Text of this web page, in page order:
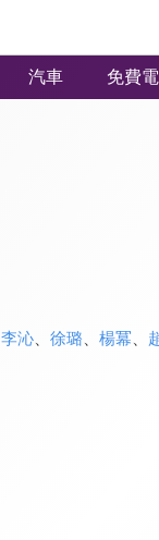
汽車 免費
李沁、 徐璐 楊冪